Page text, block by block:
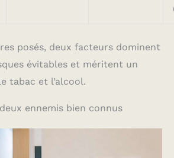
posés, deux facteurs dominent
évitables et méritent un
tabac et l’alcool.
ennemis bien connus